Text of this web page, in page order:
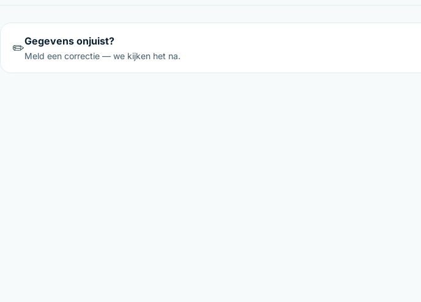
✏️Gegevens onjuist?
Meld een correctie — we kijken het na.